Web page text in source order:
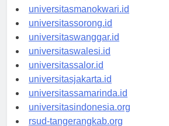
universitaspapua.id
universitasmanokwari.id
universitassorong.id
universitaswanggar.id
universitaswalesi.id
universitassalor.id
universitasjakarta.id
universitassamarinda.id
universitasindonesia.org